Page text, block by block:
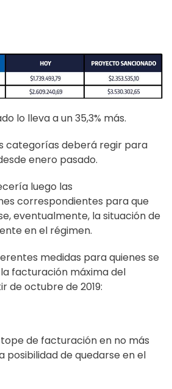
lo lleva a un 35,3% más.
categorías deberá regir para
enero pasado.
luego las
correspondientes para que
eventualmente, la situación de
en el régimen.
medidas para quienes se
facturación máxima del
de octubre de 2019:
de facturación en no más
posibilidad de quedarseen el